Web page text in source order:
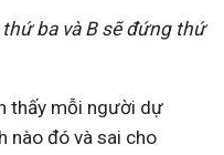
thứ ba và B sẽ đứng thứ
thấy mỗi người dự
nào đó và sai cho